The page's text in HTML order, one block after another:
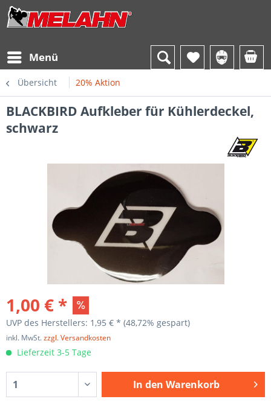
Menü
Übersicht 20% Aktion
BLACKBIRD Aufkleber für Kühlerdeckel,
schwarz
1,00 € *
UVP des Herstellers: 1,95 € * (48,72% gespart)
inkl. MwSt.zzgl. Versandkosten
Lieferzeit 3-5 Tage
In den Warenkorb